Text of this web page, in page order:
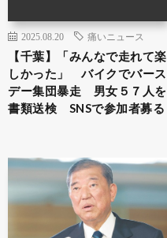
2025.08.20 痛いニュース
【千葉】「みんなで走れて楽
しかった」 バイクでバース
デー集団暴走 男女５７人を
書類送検 SNSで参加者募る